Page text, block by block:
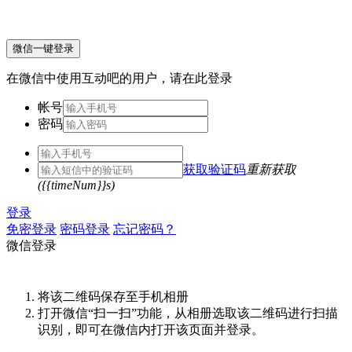
微信一键登录
在微信中使用互动吧的用户，请在此登录
帐号
密码
获取验证码重新获取
({{timeNum}}s)
登录
免密登录 密码登录 忘记密码？
微信登录
将该二维码保存至手机相册
打开微信“扫一扫”功能，从相册选取该二维码进行扫描
识别，即可在微信内打开该页面并登录。